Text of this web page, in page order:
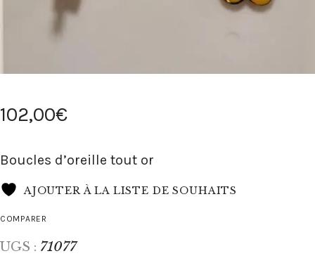
102,00€
Boucles d’oreille tout or
AJOUTER À LA LISTE DE SOUHAITS
COMPARER
UGS : 71077